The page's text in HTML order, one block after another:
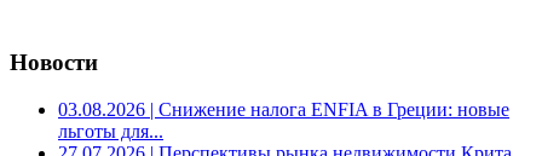
Новости
03.08.2026 | Снижение налога ENFIA в Греции: новые
льготы для...